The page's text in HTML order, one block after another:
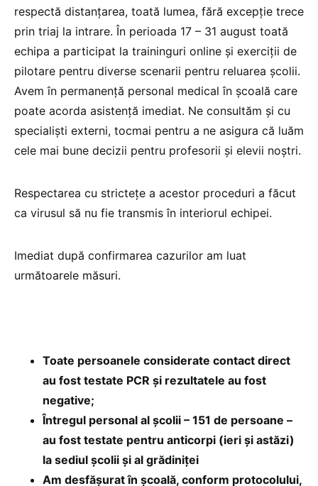
respectă distanțarea, toată lumea, fără excepție trece
prin triaj la intrare. În perioada 17 – 31 august toată
echipa a participat la traininguri online și exerciții de
pilotare pentru diverse scenarii pentru reluarea școlii.
Avem în permanență personal medical în școală care
poate acorda asistență imediat. Ne consultăm și cu
specialiști externi, tocmai pentru a ne asigura că luăm
cele mai bune decizii pentru profesorii și elevii noștri.
Respectarea cu strictețe a acestor proceduri a făcut
ca virusul să nu fie transmis în interiorul echipei.
Imediat după confirmarea cazurilor am luat
următoarele măsuri.
Toate persoanele considerate contact direct
au fost testate PCR și rezultatele au fost
negative;
Întregul personal al școlii – 151 de persoane –
au fost testate pentru anticorpi (ieri și astăzi)
la sediul școlii și al grădiniței
Am desfășurat în școală, conform protocolului,